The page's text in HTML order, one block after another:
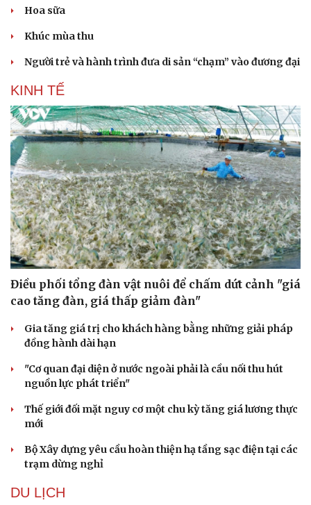
Hoa sữa
Khúc mùa thu
Người trẻ và hành trình đưa di sản “chạm” vào đương đại
KINH TẾ
Điều phối tổng đàn vật nuôi để chấm dứt cảnh "giá
cao tăng đàn, giá thấp giảm đàn"
Gia tăng giá trị cho khách hàng bằng những giải pháp
đồng hành dài hạn
"Cơ quan đại diện ở nước ngoài phải là cầu nối thu hút
nguồn lực phát triển"
Thế giới đối mặt nguy cơ một chu kỳ tăng giá lương thực
mới
Bộ Xây dựng yêu cầu hoàn thiện hạ tầng sạc điện tại các
trạm dừng nghỉ
DU LỊCH